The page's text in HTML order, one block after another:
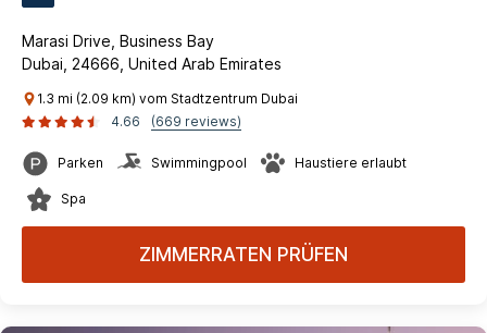
Marasi Drive, Business Bay
Dubai, 24666, United Arab Emirates
1.3 mi (2.09 km) vom Stadtzentrum Dubai
4.66
(669 reviews)
Parken Swimmingpool Haustiere erlaubt
Spa
ZIMMERRATEN PRÜFEN